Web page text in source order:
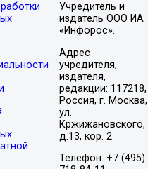
Учредитель и
издатель ООО ИА
«Инфорос».
Адрес
учредителя,
издателя,
редакции: 117218,
Россия, г. Москва,
ул.
Кржижановского,
д.13, кор. 2
Телефон: +7 (495)